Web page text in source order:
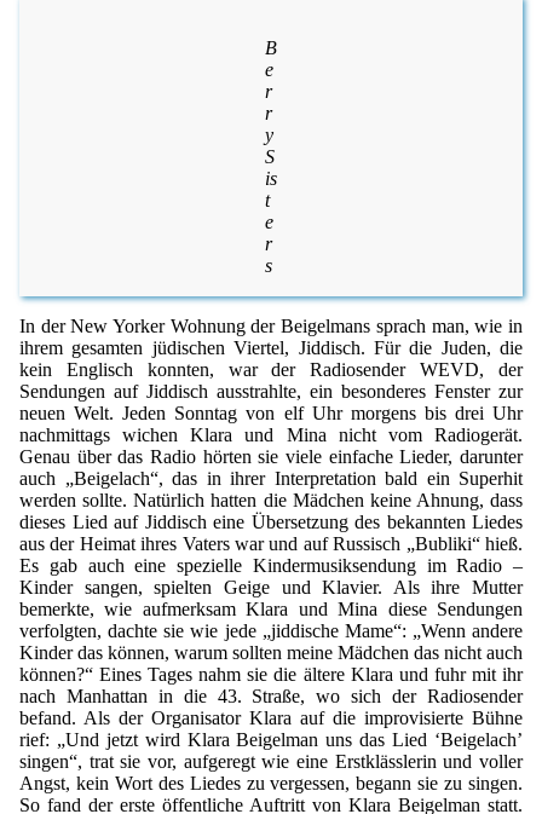
B
e
r
r
y
S
is
t
e
r
s
In der New Yorker Wohnung der Beigelmans sprach man, wie in
ihrem gesamten jüdischen Viertel, Jiddisch. Für die Juden, die
kein Englisch konnten, war der Radiosender WEVD, der
Sendungen auf Jiddisch ausstrahlte, ein besonderes Fenster zur
neuen Welt. Jeden Sonntag von elf Uhr morgens bis drei Uhr
nachmittags wichen Klara und Mina nicht vom Radiogerät.
Genau über das Radio hörten sie viele einfache Lieder, darunter
auch „Beigelach“, das in ihrer Interpretation bald ein Superhit
werden sollte. Natürlich hatten die Mädchen keine Ahnung, dass
dieses Lied auf Jiddisch eine Übersetzung des bekannten Liedes
aus der Heimat ihres Vaters war und auf Russisch „Bubliki“ hieß.
Es gab auch eine spezielle Kindermusiksendung im Radio –
Kinder sangen, spielten Geige und Klavier. Als ihre Mutter
bemerkte, wie aufmerksam Klara und Mina diese Sendungen
verfolgten, dachte sie wie jede „jiddische Mame“: „Wenn andere
Kinder das können, warum sollten meine Mädchen das nicht auch
können?“ Eines Tages nahm sie die ältere Klara und fuhr mit ihr
nach Manhattan in die 43. Straße, wo sich der Radiosender
befand. Als der Organisator Klara auf die improvisierte Bühne
rief: „Und jetzt wird Klara Beigelman uns das Lied ‘Beigelach’
singen“, trat sie vor, aufgeregt wie eine Erstklässlerin und voller
Angst, kein Wort des Liedes zu vergessen, begann sie zu singen.
So fand der erste öffentliche Auftritt von Klara Beigelman statt.